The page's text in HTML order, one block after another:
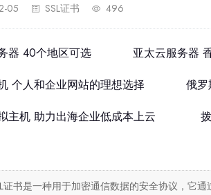
05 SSL证书 496
器 40个地区可选
亚太云服务器
个人和企业网站的理想选择
俄罗
主机 助力出海企业低成本上云
证书是一种用于加密通信数据的安全协议，它